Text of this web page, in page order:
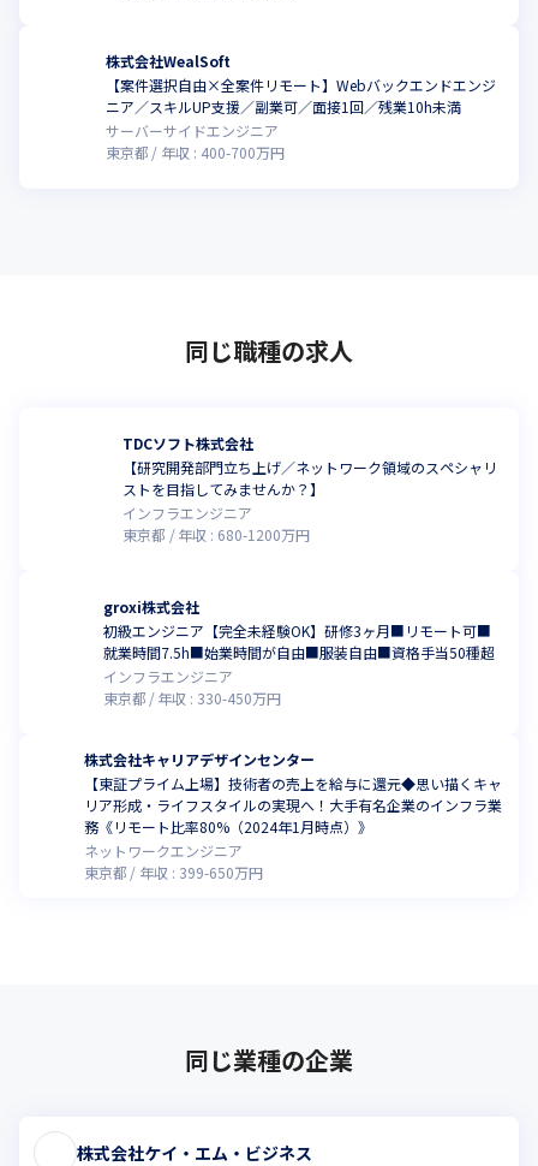
株式会社WealSoft
【案件選択自由×全案件リモート】Webバックエンドエンジ
ニア／スキルUP支援／副業可／面接1回／残業10h未満
サーバーサイドエンジニア
東京都
年収 : 400-700万円
同じ職種の求人
TDCソフト株式会社
【研究開発部門立ち上げ／ネットワーク領域のスペシャリ
ストを目指してみませんか？】
インフラエンジニア
東京都
年収 : 680-1200万円
groxi株式会社
初級エンジニア【完全未経験OK】研修3ヶ月■リモート可■
就業時間7.5h■始業時間が自由■服装自由■資格手当50種超
インフラエンジニア
東京都
年収 : 330-450万円
株式会社キャリアデザインセンター
【東証プライム上場】技術者の売上を給与に還元◆思い描くキャ
リア形成・ライフスタイルの実現へ！大手有名企業のインフラ業
務《リモート比率80%（2024年1月時点）》
ネットワークエンジニア
東京都
年収 : 399-650万円
同じ業種の企業
株式会社ケイ・エム・ビジネス